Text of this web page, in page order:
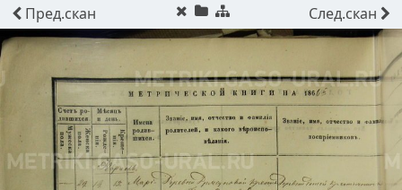
Пред.скан След.скан